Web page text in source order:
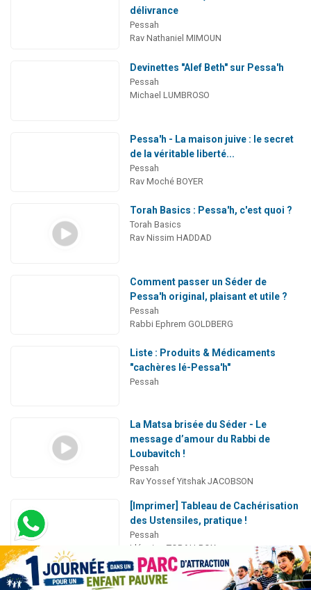
délivrance
Pessah
Rav Nathaniel MIMOUN
Devinettes "Alef Beth" sur Pessa'h
Pessah
Michael LUMBROSO
Pessa'h - La maison juive : le secret
de la véritable liberté...
Pessah
Rav Moché BOYER
Torah Basics : Pessa'h, c'est quoi ?
Torah Basics
Rav Nissim HADDAD
Comment passer un Séder de
Pessa'h original, plaisant et utile ?
Pessah
Rabbi Ephrem GOLDBERG
Liste : Produits & Médicaments
"cachères lé-Pessa'h"
Pessah
La Matsa brisée du Séder - Le
message d’amour du Rabbi de
Loubavitch !
Pessah
Rav Yossef Yitshak JACOBSON
[Imprimer] Tableau de Cachérisation
des Ustensiles, pratique !
Pessah
L'équipe TORAH-BOX
Le Séder de Pessa'h Entier de Torah-